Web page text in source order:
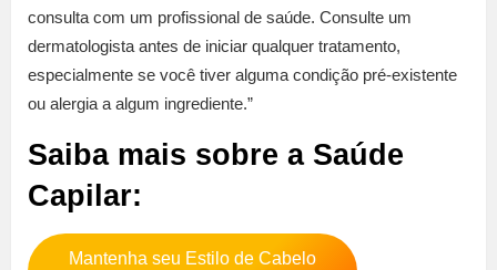
consulta com um profissional de saúde. Consulte um
dermatologista antes de iniciar qualquer tratamento,
especialmente se você tiver alguma condição pré-existente
ou alergia a algum ingrediente.”
Saiba mais sobre a Saúde
Capilar:
Mantenha seu Estilo de Cabelo